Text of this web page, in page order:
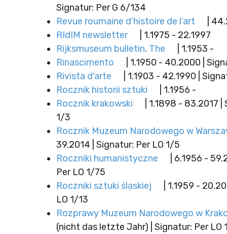
Signatur: Per G 6/134
Revue roumaine d’histoire de l’art
|
RIdIM newsletter
| 1.1975 - 22.1997
Rijksmuseum bulletin, The
| 1.1953 -
Rinascimento
| 1.1950 - 40.2000 |
Rivista d'arte
| 1.1903 - 42.1990 |
Rocznik historii sztuki
| 1.1956 -
Rocznik krakowski
| 1.1898 - 83.2017
1/3
Rocznik Muzeum Narodowego w
39.2014 | Signatur: Per LO 1/5
Roczniki humanistyczne
| 6.1956 -
Per LO 1/75
Roczniki sztuki śla̜skiej
| 1.1959 -
LO 1/13
Rozprawy Muzeum Narodowego w
(nicht das letzte Jahr) | Signatur: Per LO